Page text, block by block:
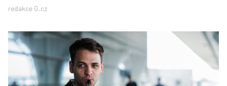
redakce G.cz